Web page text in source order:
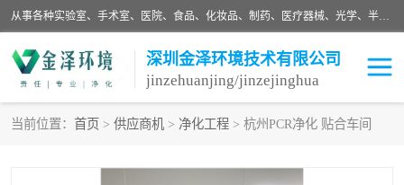
从事各种实验室、手术室、医院、食品、化妆品、制药、医疗器械、光学、半导体、精密电子等无尘车间行业的洁净车间装修设计、净化设备、恒温恒湿空调的设计制作与安装、净化系统工程项目施工及其技术支持服务。
深圳金泽环境技术有限公司
jinzehuanjing/jinzejinghua
当前位置： 首页 > 供应商机 > 净化工程 > 杭州PCR净化 贴合车间